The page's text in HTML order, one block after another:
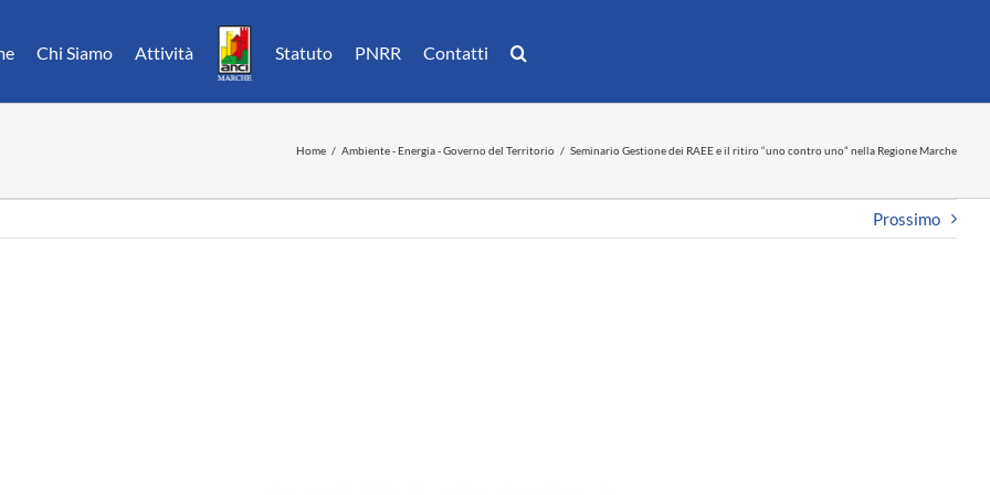
Chi Siamo Attività Statuto PNRR Contatti
Home Ambiente - Energia - Governo del Territorio Seminario Gestione dei RAEE e il ritiro “uno contro uno” nella Regione Marche
Prossimo